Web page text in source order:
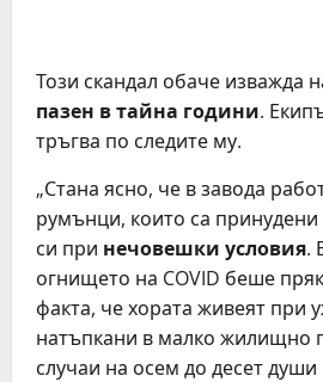
Този скандал обаче изважда
пазен в тайна години.
тръгва по следите му.
„Стана ясно, че в завода
румънци, които са принудени
си при нечовешки условия.
огнището на COVID беше
факта, че хората живеят при
натъпкани в малко жилищно
случаи на осем до десет